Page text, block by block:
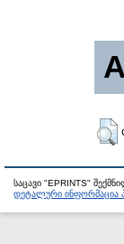
საცავი "EPRINTS"
დეტალური ინფორმაცია